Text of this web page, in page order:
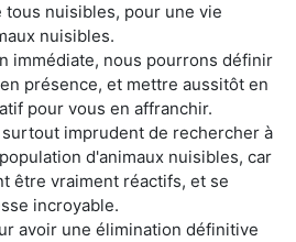
tous nuisibles, pour une vie
nuisibles.
immédiate, nous pourrons définir
présence, et mettre aussitôt en
pour vous en affranchir.
imprudent de rechercher à
d'animaux nuisibles, car
être vraiment réactifs, et se
incroyable.
avoir une élimination définitive